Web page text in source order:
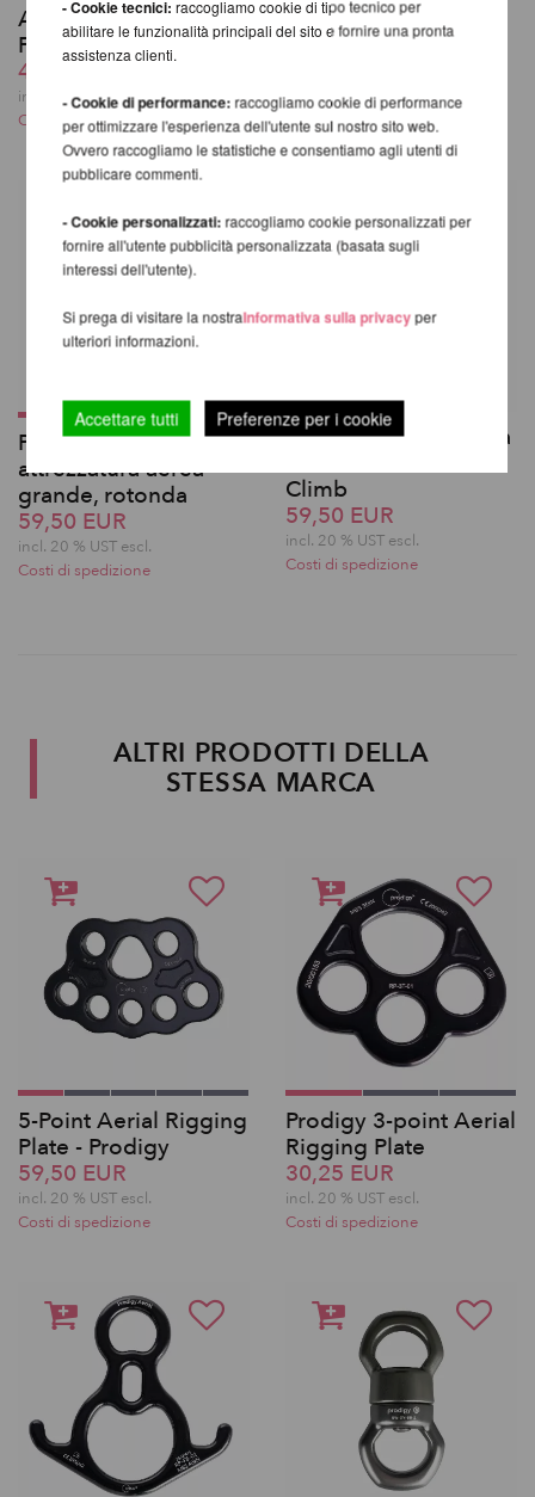
Aerial Crash Mat -
Firetoys F-200 DUO
402,35 EUR
incl. 20 % UST escl.
Costi di spedizione
Cinghia per attrezzi
Aerial
incl. 20 % UST escl.
Costi di spedizione
Prodigy girevole per
attrezzatura aerea -
grande, rotonda
59,50 EUR
incl. 20 % UST escl.
Costi di spedizione
Girevole Swivel Delta
Climb
59,50 EUR
incl. 20 % UST escl.
Costi di spedizione
ALTRI PRODOTTI DELLA
STESSA MARCA
5-Point Aerial Rigging
Plate - Prodigy
59,50 EUR
incl. 20 % UST escl.
Costi di spedizione
Prodigy 3-point Aerial
Rigging Plate
30,25 EUR
incl. 20 % UST escl.
Costi di spedizione
- Cookie tecnici: raccogliamo cookie di tipo tecnico per
abilitare le funzionalità principali del sito e fornire una pronta
assistenza clienti.
- Cookie di performance: raccogliamo cookie di performance
per ottimizzare l'esperienza dell'utente sul nostro sito web.
Ovvero raccogliamo le statistiche e consentiamo agli utenti di
pubblicare commenti.
- Cookie personalizzati: raccogliamo cookie personalizzati per
fornire all'utente pubblicità personalizzata (basata sugli
interessi dell'utente).
Si prega di visitare la nostraInformativa sulla privacyper
ulteriori informazioni.
Accettare tutti Preferenze per i cookie